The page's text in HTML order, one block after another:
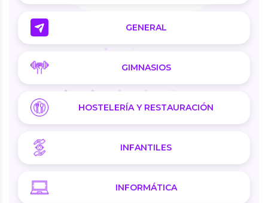
GENERAL
GIMNASIOS
HOSTELERÍA Y RESTAURACIÓN
INFANTILES
INFORMÁTICA